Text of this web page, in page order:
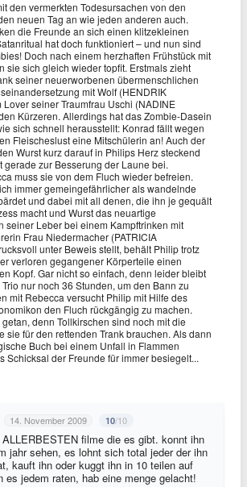
den vermerkten Todesursachen von den
neuen Tag an wie jeden anderen auch.
die Freunde an sich einen klitzekleinen
hat doch funktioniert – und nun sind
Doch nach einem herzhaften Frühstück mit
sie sich gleich wieder topfit. Erstmals zieht
seiner neuerworbenen übermenschlichen
mit Wolf (HENDRIK
Lover seiner Traumfrau Uschi (NADINE
Kürzeren. Allerdings hat das Zombie-Dasein
sich schnell herausstellt: Konrad fällt wegen
Fleischeslust eine Mitschülerin an! Auch der
Wurst kurz darauf in Philips Herz steckend
gerade zur Besserung der Laune bei.
muss sie von dem Fluch wieder befreien.
immer gemeingefährlicher als wandelnde
und dabei mit all denen, die ihn je gequält
macht und Wurst das neuartige
seiner Leber bei einem Kampftrinken mit
Frau Niedermacher (PATRICIA
unter Beweis stellt, behält Philip trotz
verloren gegangener Körperteile einen
Kopf. Gar nicht so einfach, denn leider bleibt
nur noch 36 Stunden, um den Bann zu
mit Rebecca versucht Philip mit Hilfe des
den Fluch rückgängig zu machen.
denn Tollkirschen sind noch mit die
sie für den rettenden Trank brauchen. Als dann
Buch bei einem Unfall in Flammen
Schicksal der Freunde für immer besiegelt...
14. November 2009 10/10
filme die es gibt. konnt ihn
jahr sehen, es lohnt sich total jeder der ihn
kauft ihn oder kuggt ihn in 10 teilen auf
es jedem raten, hab eine menge gelacht!